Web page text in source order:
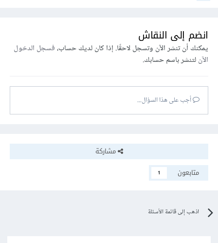
انضم إلى النقاش
يمكنك أن تنشر الآن وتسجل لاحقًا. إذا كان لديك حساب،فسجل الدخول
الآنلتنشر باسم حسابك.
أجب على هذا السؤال...
مشاركة
متابعون
1
اذهب إلى قائمة الأسئلة